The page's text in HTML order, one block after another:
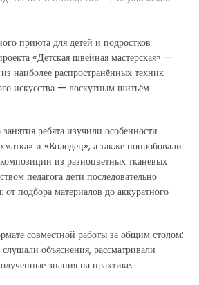
приюта для детей и подростков
«Детская швейная мастерская» —
наиболее распространённых техник
искусства — лоскутным шитьём
ребята изучили особенности
и «Колодец», а также попробовали
композиции из разноцветных тканевых
педагога дети последовательно
от подбора материалов до аккуратного
совместной работы за общим столом:
объяснения, рассматривали
знания на практике.